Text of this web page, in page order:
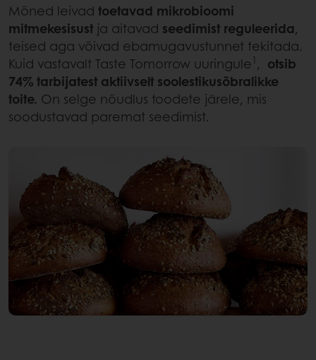
Mõned leivad toetavad mikrobioomi
mitmekesisust ja aitavad seedimist reguleerida,
teised aga võivad ebamugavustunnet tekitada.
Kuid vastavalt Taste Tomorrow uuringule1 , otsib
74% tarbijatest aktiivselt soolestikusõbralikke
toite. On selge nõudlus toodete järele, mis
soodustavad paremat seedimist.